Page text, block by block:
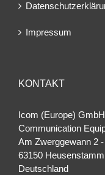
Impressum
KONTAKT
Icom (Europe) GmbH
Communication
Am Zwerggewann 2
63150 Heusenstamm
Deutschland